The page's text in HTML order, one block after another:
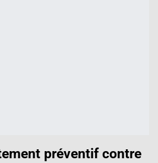
préventif contre